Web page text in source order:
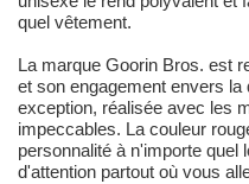
quel vêtement.
La marque Goorin Bros. est
et son engagement envers la
exception, réalisée avec les
impeccables. La couleur
personnalité à n'importe quel
d'attention partout où vous